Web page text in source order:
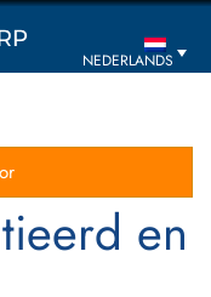
NEDERLANDS
en